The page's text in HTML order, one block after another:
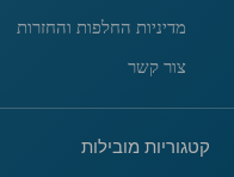
מדיניות החלפות והחזרות
צור קשר
קטגוריות מובילות